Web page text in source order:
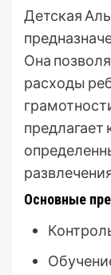
Детская
Она
расходы
предлагает
Основные